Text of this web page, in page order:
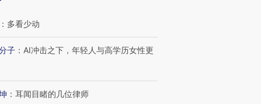
： 多看少动
子 ： AI冲击之下，年轻人与高学历女性更
： 耳闻目睹的几位律师